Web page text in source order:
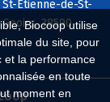
Biocoop utilise
du site, pour
et la performance
en toute
moment en
Etienne-de-St-
38590